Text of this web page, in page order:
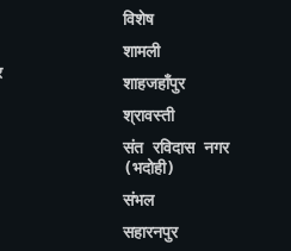
विशेष
शामली
शाहजहाँपुर
श्रावस्ती
संत रविदास नगर
(भदोही)
संभल
सहारनपुर